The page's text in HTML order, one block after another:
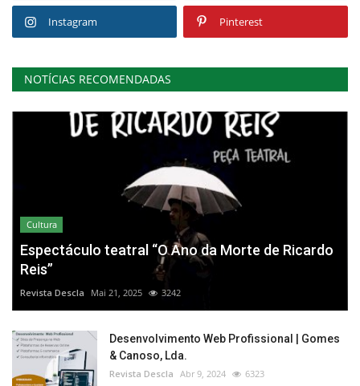
Instagram Pinterest
NOTÍCIAS RECOMENDADAS
Cultura
Espectáculo teatral “O Ano da Morte de Ricardo
Reis”
Revista Descla Mai 21, 2025 3242
Desenvolvimento Web Profissional | Gomes
& Canoso, Lda.
Revista Descla Abr 9, 2024 6323